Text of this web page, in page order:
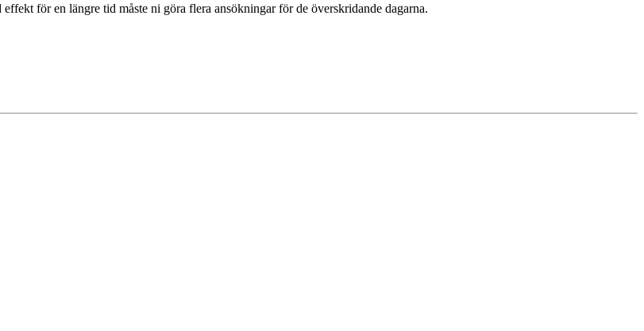
för en längre tid måste ni göra flera ansökningar för de överskridande dagarna.